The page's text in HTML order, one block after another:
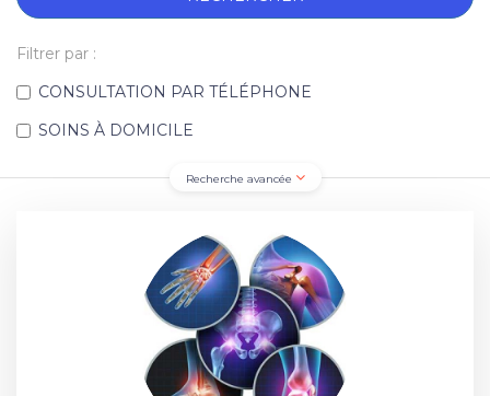
Filtrer par :
CONSULTATION PAR TÉLÉPHONE
SOINS À DOMICILE
Recherche avancée